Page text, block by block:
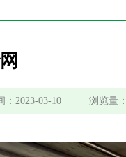
2023-03-10 浏览量：